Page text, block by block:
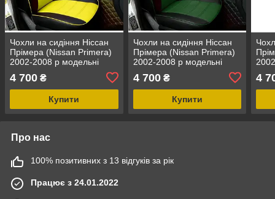
Чохли на сидіння Ніссан
Прімера (Nissan Primera)
2002-2008 р модельні
жовтий
4 700 ₴
Купити
Чохли на сидіння Ніссан
Прімера (Nissan Primera)
2002-2008 р модельні
зелений
4 700₴
Купити
4
Про нас
100% позитивних з 13 відгуків за рік
Працює з 24.01.2022